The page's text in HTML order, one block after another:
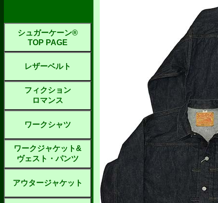
シュガーケーン®
TOP PAGE
レザーベルト
フィクション
ロマンス
ワークシャツ
ワークジャケット&
ヴェスト・パンツ
アウタージャケット